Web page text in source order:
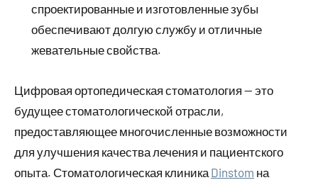
спроектированные и изготовленные зубы
обеспечивают долгую службу и отличные
жевательные свойства.
Цифровая ортопедическая стоматология — это
будущее стоматологической отрасли,
предоставляющее многочисленные возможности
для улучшения качества лечения и пациентского
опыта. Стоматологическая клиника Dinstom на